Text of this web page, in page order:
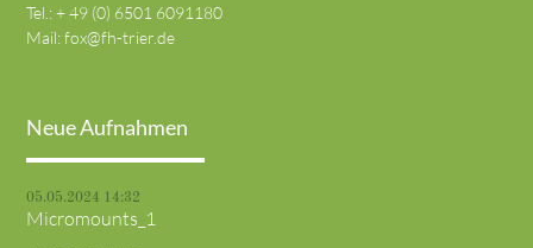
Tel.: + 49 (0) 6501 6091180
Mail:fox@fh-trier.de
Neue Aufnahmen
05.05.2024 14:32
Micromounts_1